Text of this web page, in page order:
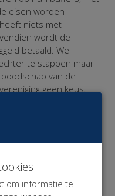
eisen worden
niets met
wordt de
betaald. We
te stappen maar
van de
geen keus.
worden door de
te bekostigen,
opgezet.
om informatie te